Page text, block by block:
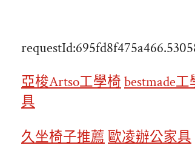
亞梭Artso工學椅 bestmade
具
久坐椅子推薦 歐凌辦公家具